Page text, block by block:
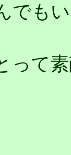
でも
って